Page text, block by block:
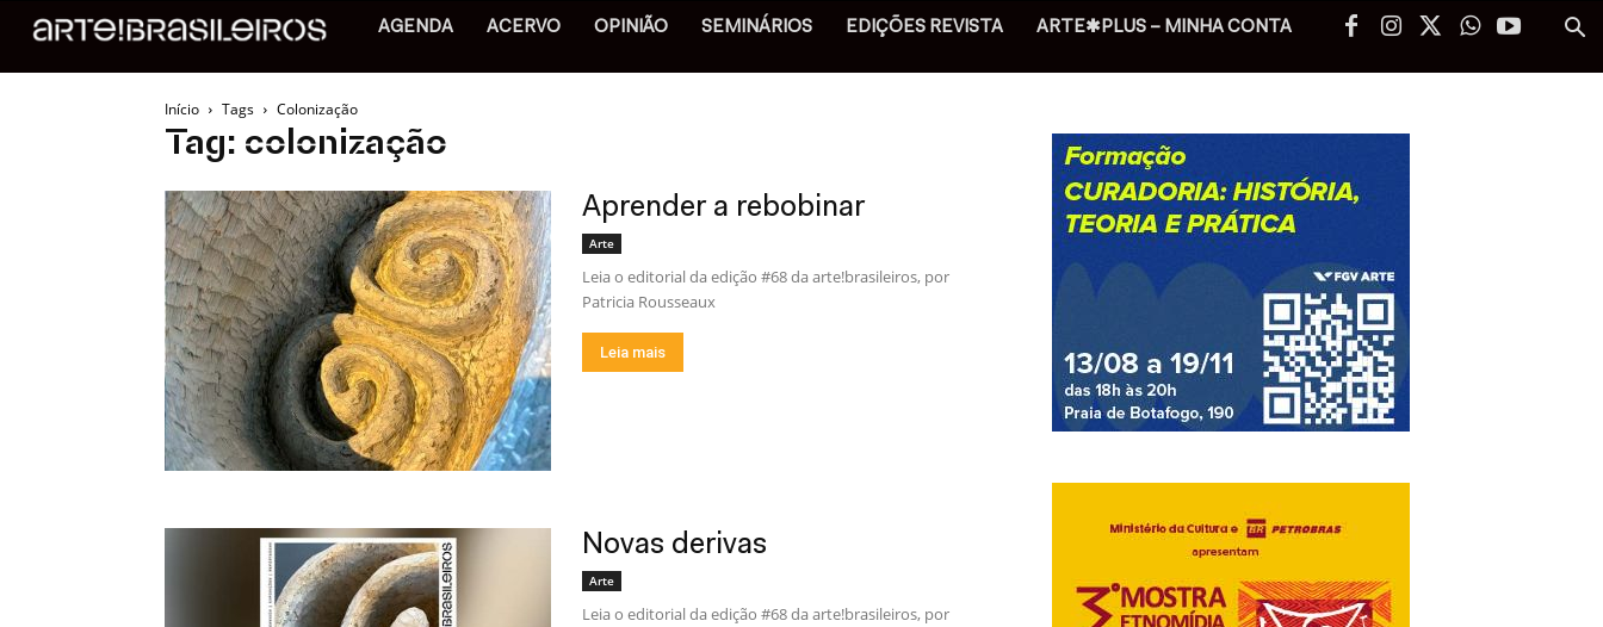
AGENDA ACERVO OPINIÃO SEMINÁRIOS EDIÇÕES REVISTA ARTE✱PLUS – MINHA CONTA
Início Tags Colonização
Tag: colonização
Aprender a rebobinar
Arte
Leia o editorial da edição #68 da arte!brasileiros, por
Patricia Rousseaux
Leia mais
Novas derivas
Arte
Leia o editorial da edição #68 da arte!brasileiros, por